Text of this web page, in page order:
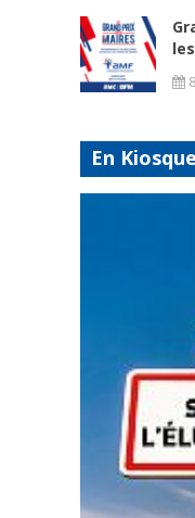
En Kiosque